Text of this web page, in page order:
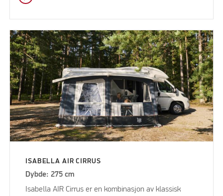
ISABELLA AIR CIRRUS
Dybde: 275 cm
Isabella AIR Cirrus er en kombinasjon av klassisk